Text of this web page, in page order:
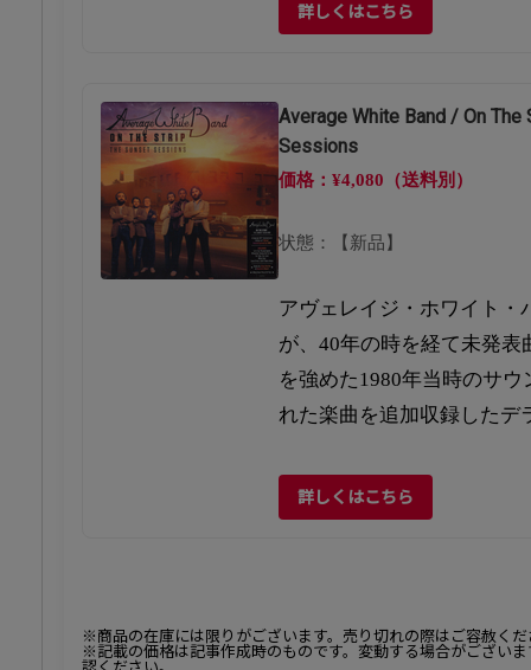
詳しくはこちら
Average White Band / On The
Sessions
価格：¥4,080（送料別）
状態：【新品】
アヴェレイジ・ホワイト・
が、40年の時を経て未発表
を強めた1980年当時のサ
れた楽曲を追加収録したデ
詳しくはこちら
※商品の在庫には限りがございます。売り切れの際はご容赦くだ
※記載の価格は記事作成時のものです。変動する場合がござい